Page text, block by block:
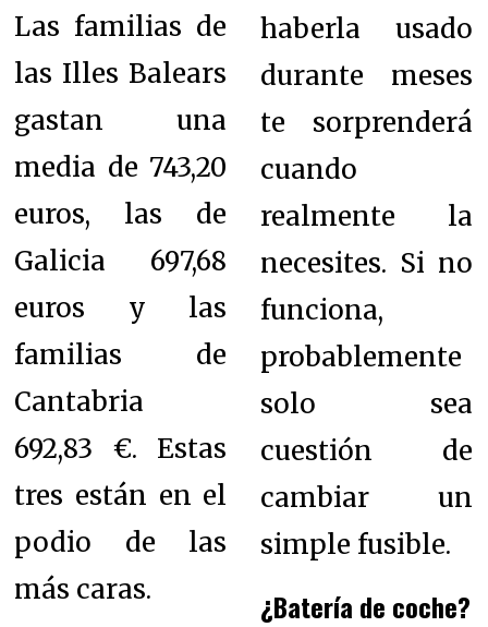
Las familias de
las Illes Balears
gastan una
media de 743,20
euros, las de
Galicia 697,68
euros y las
familias de
Cantabria
692,83 €. Estas
tres están en el
podio de las
más caras.
haberla usado
durante meses
te sorprenderá
cuando
realmente la
necesites. Si no
funciona,
probablemente
solo sea
cuestión de
cambiar un
simple fusible.
¿Batería de coche?